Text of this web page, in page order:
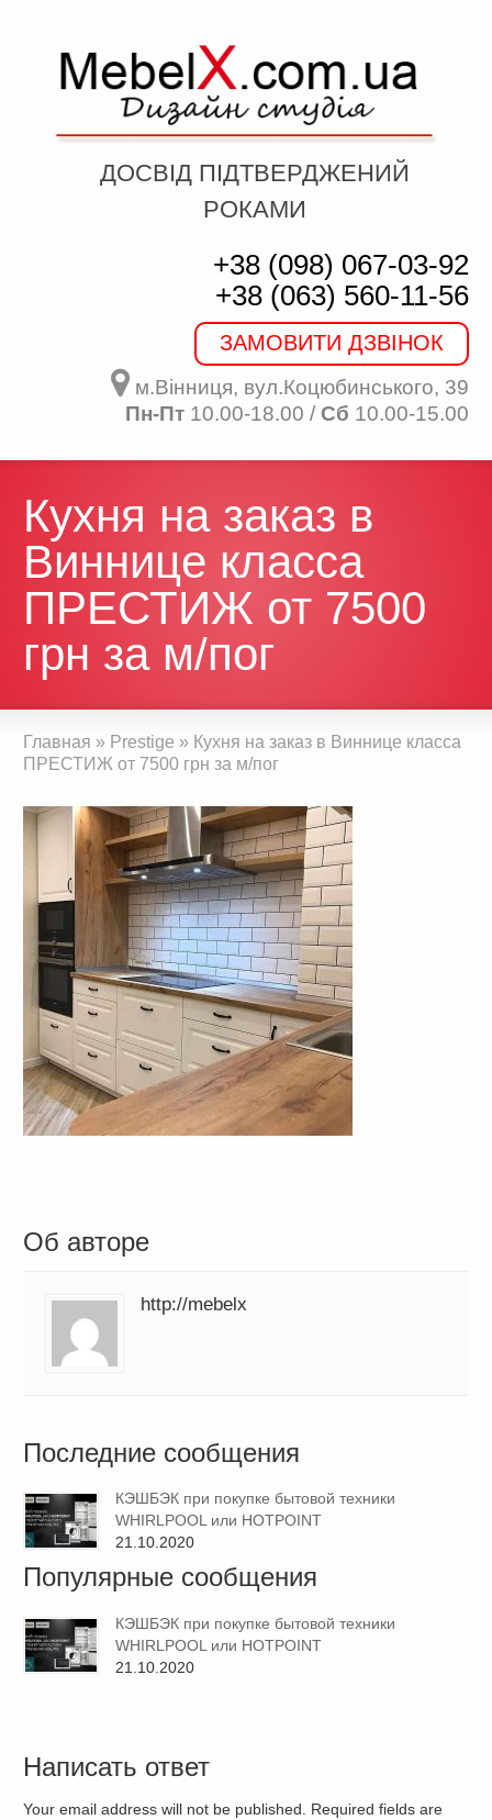
ДОСВІД ПІДТВЕРДЖЕНИЙ
РОКАМИ
+38 (098) 067-03-92
+38 (063) 560-11-56
ЗАМОВИТИ ДЗВІНОК
м.Вінниця, вул.Коцюбинського, 39
Пн-Пт10.00-18.00 / Сб 10.00-15.00
Кухня на заказ в
Виннице класса
ПРЕСТИЖ от 7500
грн за м/пог
Главная » Prestige » Кухня на заказ в Виннице класса
ПРЕСТИЖ от 7500 грн за м/пог
Об авторе
http://mebelx
Последние сообщения
КЭШБЭК при покупке бытовой техники
WHIRLPOOL или HOTPOINT
21.10.2020
Популярные сообщения
КЭШБЭК при покупке бытовой техники
WHIRLPOOL или HOTPOINT
21.10.2020
Написать ответ
Your email address will not be published. Required fields are